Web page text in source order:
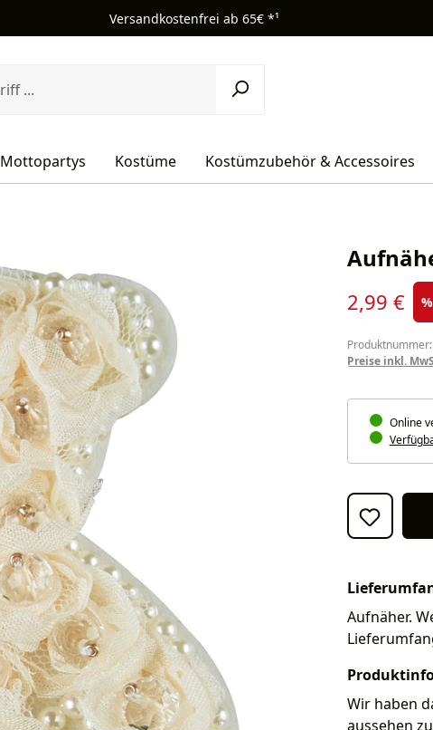
Versandkostenfrei ab 65€ *¹
Mottopartys Kostüme Kostümzubehör & Accessoires
2,99 € %
Preise inkl.
Online
Aufnäher.
Wir haben
aussehen